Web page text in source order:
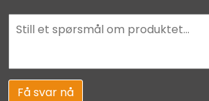
Få svar nå